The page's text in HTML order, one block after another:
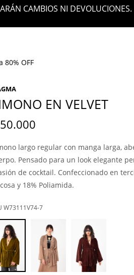
CAMBIOS NI
80% OFF
EN VELVET
50.000
largo regular con manga larga,
Pensado para un look elegante
de cocktail. Confeccionado en
y 18% Poliamida.
W73111V74-7